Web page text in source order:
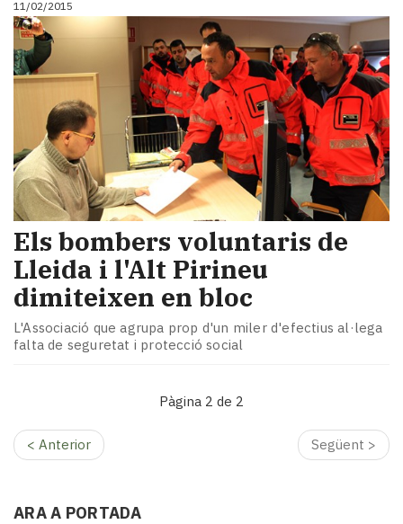
i
turisme
Cultura
Esports
tant!
TV
i
mitjans
El
temps
Reportatges
Entrevistes
Enquestes
A
escena!
Dis
La
newsletter
Contingut
11/02/2015
Els bombers voluntaris de
Lleida i l'Alt Pirineu
dimiteixen en bloc
L'Associació que agrupa prop d'un miler d'efectius al·lega
falta de seguretat i protecció social
Pàgina 2 de 2
< Anterior Següent >
ARA A PORTADA